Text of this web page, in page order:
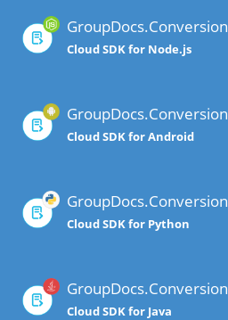
GroupDocs.Conversion
Cloud SDK for Node.js
GroupDocs.Conversion
Cloud SDK for Android
GroupDocs.Conversion
Cloud SDK for Python
GroupDocs.Conversion
Cloud SDK for Java